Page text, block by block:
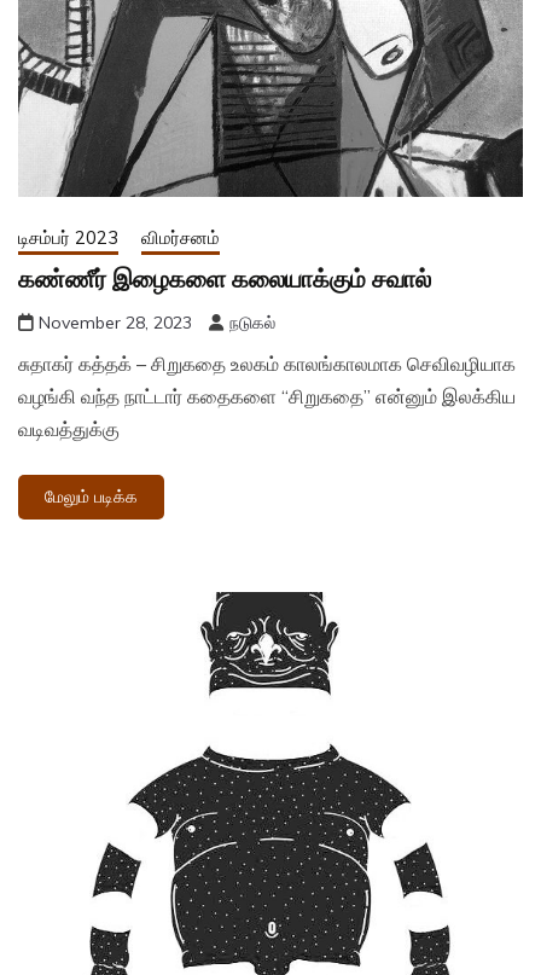
டிசம்பர் 2023 விமர்சனம்
கண்ணீர் இழைகளை கலையாக்கும் சவால்
November 28, 2023 நடுகல்
சுதாகர் கத்தக் – சிறுகதை உலகம் காலங்காலமாக செவிவழியாக
வழங்கி வந்த நாட்டார் கதைகளை “சிறுகதை” என்னும் இலக்கிய
வடிவத்துக்கு
மேலும் படிக்க